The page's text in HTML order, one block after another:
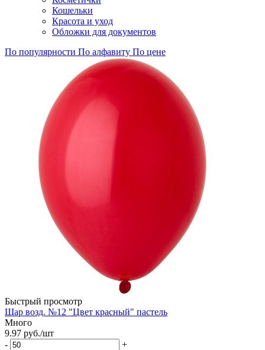
Кошельки
Красота и уход
Обложки для документов
По популярности По алфавиту По цене
Быстрый просмотр
Шар возд. №12 "Цвет красный" пастель
Много
9.97 руб./шт
-
+